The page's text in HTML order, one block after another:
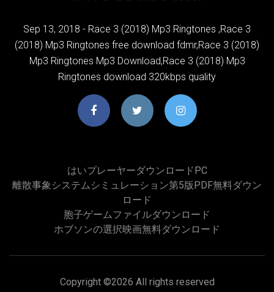
Sep 13, 2018 - Race 3 (2018) Mp3 Ringtones ,Race 3
(2018) Mp3 Ringtones free download fdmr,Race 3 (2018)
Mp3 Ringtones Mp3 Download,Race 3 (2018) Mp3
Ringtones download 320kbps quality
はいプレーヤーダウンロードPC
離散事象システムシミュレーション第5版PDF無料ダウン
ロード
胞子ゲームファイルダウンロード
ホブソンの選択映画無料ダウンロード
Copyright ©2026 All rights reserved